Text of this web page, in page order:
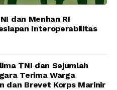
dan Menhan RI
Interoperabilitas
TNI dan Sejumlah
Terima Warga
dan Brevet Korps Marinir